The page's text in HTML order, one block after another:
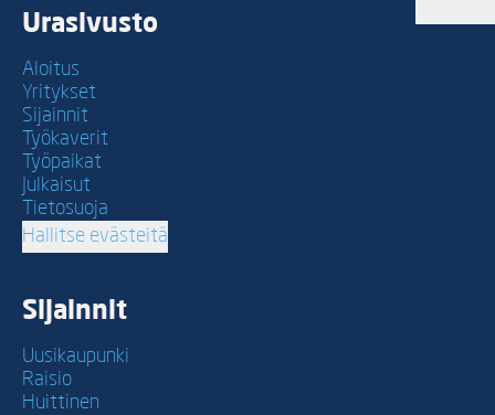
Urasivusto
Aloitus
Yritykset
Sijainnit
Työkaverit
Työpaikat
Julkaisut
Tietosuoja
Hallitse evästeitä
Sijainnit
Uusikaupunki
Raisio
Huittinen